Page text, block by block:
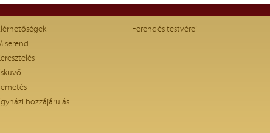
hozzájárulás
Ferenc és testvérei